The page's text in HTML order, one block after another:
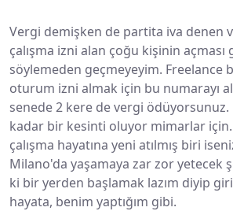
Vergi demişken de partita iva denen
çalışma izni alan çoğu kişinin
söylemeden geçmeyeyim. Freelance
oturum izni almak için bu numarayı
senede 2 kere de vergi ödüyorsunuz.
kadar bir kesinti oluyor mimarlar için.
çalışma hayatına yeni atılmış biri
Milano'da yaşamaya zar zor yetecek
ki bir yerden başlamak lazım diyip
hayata, benim yaptığım gibi.